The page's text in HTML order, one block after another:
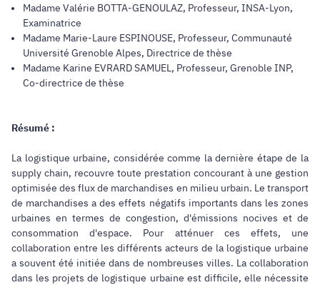
Madame Valérie BOTTA-GENOULAZ, Professeur, INSA-Lyon,
Examinatrice
Madame Marie-Laure ESPINOUSE, Professeur, Communauté
Université Grenoble Alpes, Directrice de thèse
Madame Karine EVRARD SAMUEL, Professeur, Grenoble INP,
Co-directrice de thèse
Résumé :
La logistique urbaine, considérée comme la dernière étape de la
supply chain, recouvre toute prestation concourant à une gestion
optimisée des flux de marchandises en milieu urbain. Le transport
de marchandises a des effets négatifs importants dans les zones
urbaines en termes de congestion, d'émissions nocives et de
consommation d'espace. Pour atténuer ces effets, une
collaboration entre les différents acteurs de la logistique urbaine
a souvent été initiée dans de nombreuses villes. La collaboration
dans les projets de logistique urbaine est difficile, elle nécessite